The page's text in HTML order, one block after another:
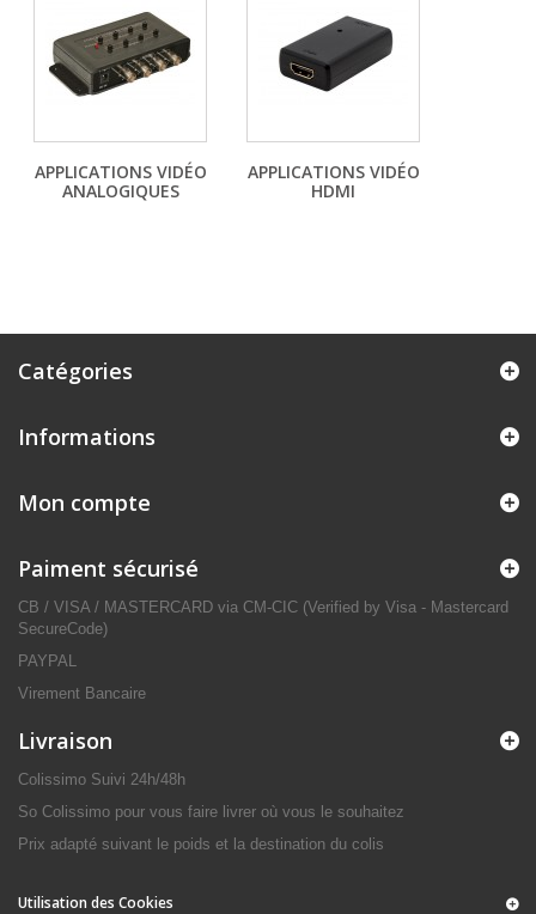
APPLICATIONS VIDÉO
ANALOGIQUES
APPLICATIONS VIDÉO
HDMI
Catégories
Informations
Mon compte
Paiment sécurisé
CB / VISA / MASTERCARD via CM-CIC (Verified by Visa - Mastercard
SecureCode)
PAYPAL
Virement Bancaire
Livraison
Colissimo Suivi 24h/48h
So Colissimo pour vous faire livrer où vous le souhaitez
Prix adapté suivant le poids et la destination du colis
Utilisation des Cookies